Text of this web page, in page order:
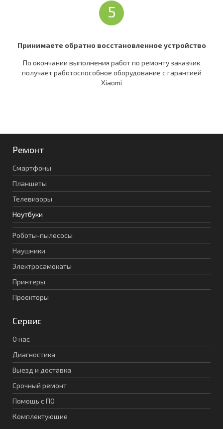
5
Принимаете обратно восстановленное устройство
По окончании выполнения работ по ремонту заказчик
получает работоспособное оборудование c гарантией
Xiaomi
Ремонт
Смартфоны
Планшеты
Телевизоры
Ноутбуки
Роботы-пылесосы
Наушники
Электросамокаты
Принтеры
Проекторы
Сервис
О нас
Диагностика
Выезд и доставка
Срочный ремонт
Помощь с ПО
Комплектующие